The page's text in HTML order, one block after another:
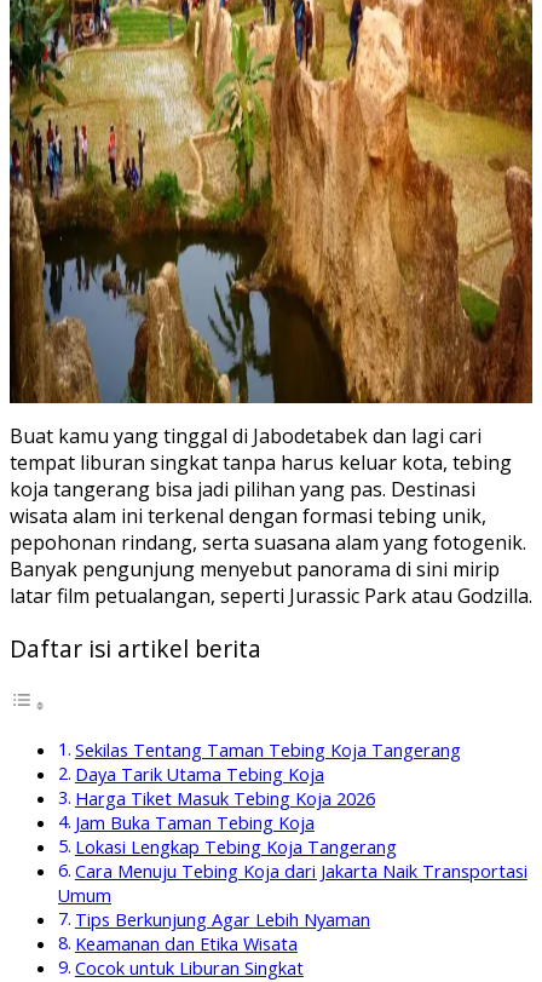
Buat kamu yang tinggal di Jabodetabek dan lagi cari
tempat liburan singkat tanpa harus keluar kota, tebing
koja tangerang bisa jadi pilihan yang pas. Destinasi
wisata alam ini terkenal dengan formasi tebing unik,
pepohonan rindang, serta suasana alam yang fotogenik.
Banyak pengunjung menyebut panorama di sini mirip
latar film petualangan, seperti Jurassic Park atau Godzilla.
Daftar isi artikel berita
Sekilas Tentang Taman Tebing Koja Tangerang
Daya Tarik Utama Tebing Koja
Harga Tiket Masuk Tebing Koja 2026
Jam Buka Taman Tebing Koja
Lokasi Lengkap Tebing Koja Tangerang
Cara Menuju Tebing Koja dari Jakarta Naik Transportasi
Umum
Tips Berkunjung Agar Lebih Nyaman
Keamanan dan Etika Wisata
Cocok untuk Liburan Singkat